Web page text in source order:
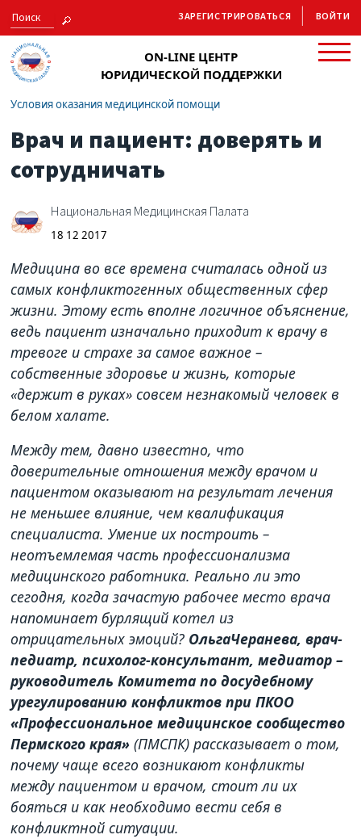
ON-LINE ЦЕНТР
ЮРИДИЧЕСКОЙ ПОДДЕРЖКИ
ЗАРЕГИСТРИРОВАТЬСЯ ВОЙТИ
Условия оказания медицинской помощи
Врач и пациент: доверять и
сотрудничать
Национальная Медицинская Палата
18 12 2017
Медицина во все времена считалась одной из
самых конфликтогенных общественных сфер
жизни. Этому есть вполне логичное объяснение,
ведь пациент изначально приходит к врачу в
тревоге и страхе за самое важное –
собственные здоровье и жизнь, которые
«держит в руках» совсем незнакомый человек в
белом халате.
Между тем, давно известно, что
доверительные отношения между врачом и
пациентом оказывают на результат лечения
не меньшее влияние, чем квалификация
специалиста. Умение их построить –
неотъемлемая часть профессионализма
медицинского работника. Реально ли это
сегодня, когда зачастую рабочее место врача
напоминает бурлящий котел из
отрицательных эмоций? ОльгаЧеранева, врач-
педиатр, психолог-консультант, медиатор –
руководитель Комитета по досудебному
урегулированию конфликтов при ПКОО
«Профессиональное медицинское сообщество
Пермского края» (ПМСПК) рассказывает о том,
почему чаще всего возникают конфликты
между пациентом и врачом, стоит ли их
бояться и как необходимо вести себя в
конфликтной ситуации.